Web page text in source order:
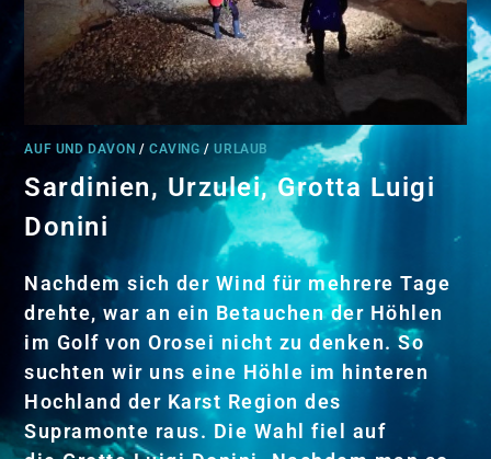
AUF UND DAVON /CAVING /URLAUB
Sardinien, Urzulei, Grotta Luigi
Donini
Nachdem sich der Wind für mehrere Tage
drehte, war an ein Betauchen der Höhlen
im Golf von Orosei nicht zu denken. So
suchten wir uns eine Höhle im hinteren
Hochland der Karst Region des
Supramonte raus. Die Wahl fiel auf